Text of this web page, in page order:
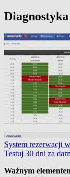
System rezerwacji
Testuj 30 dni za
Ważnym